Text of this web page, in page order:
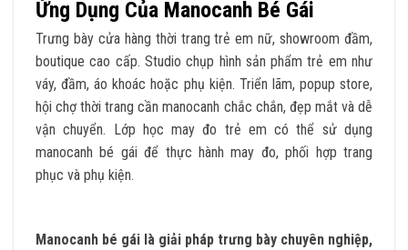
Ứng Dụng Của Manocanh Bé Gái
Trưng bày cửa hàng thời trang trẻ em nữ, showroom đầm,
boutique cao cấp. Studio chụp hình sản phẩm trẻ em như
váy, đầm, áo khoác hoặc phụ kiện. Triển lãm, popup store,
hội chợ thời trang cần manocanh chắc chắn, đẹp mắt và dễ
vận chuyển. Lớp học may đo trẻ em có thể sử dụng
manocanh bé gái để thực hành may đo, phối hợp trang
phục và phụ kiện.
Manocanh bé gái là giải pháp trưng bày chuyên nghiệp,